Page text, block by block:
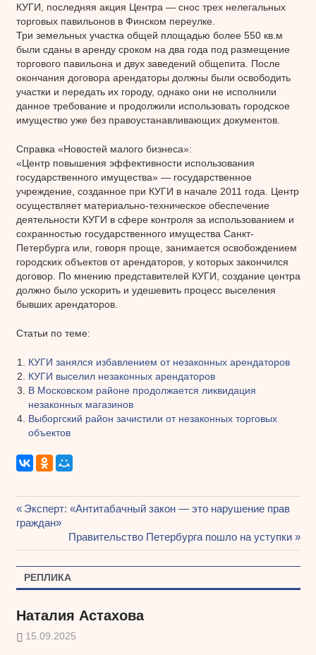
КУГИ, последняя акция Центра — снос трех нелегальных
торговых павильонов в Финском переулке.
Три земельных участка общей площадью более 550 кв.м
были сданы в аренду сроком на два года под размещение
торгового павильона и двух заведений общепита. После
окончания договора арендаторы должны были освободить
участки и передать их городу, однако они не исполнили
данное требование и продолжили использовать городское
имущество уже без правоустанавливающих документов.
Справка «Новостей малого бизнеса»:
«Центр повышения эффективности использования
государственного имущества» — государственное
учреждение, созданное при КУГИ в начале 2011 года. Центр
осуществляет материально-техническое обеспечение
деятельности КУГИ в сфере контроля за использованием и
сохранностью государственного имущества Санкт-
Петербурга или, говоря проще, занимается освобождением
городских объектов от арендаторов, у которых закончился
договор. По мнению представителей КУГИ, создание центра
должно было ускорить и удешевить процесс выселения
бывших арендаторов.
Статьи по теме:
КУГИ занялся избавлением от незаконных арендаторов
КУГИ выселил незаконных арендаторов
В Московском районе продолжается ликвидация
незаконных магазинов
Выборгский район зачистили от незаконных торговых
объектов
Навигация
по
записям
Предыдущая
запись:
Эксперт: «Антитабачный закон — это нарушение прав
граждан»
Следующая
запись:
Правительство Петербурга пошло на уступки
РЕПЛИКА
Наталия Астахова
15.09.2025